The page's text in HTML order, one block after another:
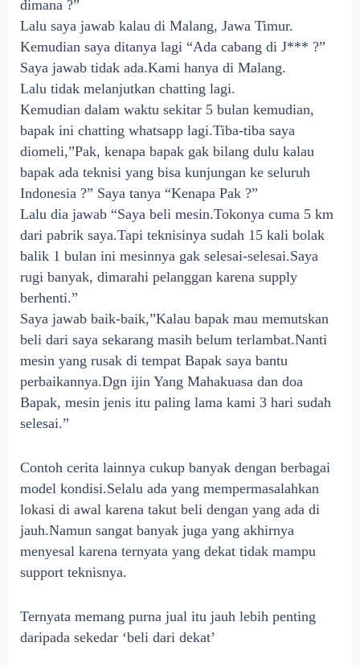
dimana ?”
Lalu saya jawab kalau di Malang, Jawa Timur.
Kemudian saya ditanya lagi “Ada cabang di J*** ?”
Saya jawab tidak ada.Kami hanya di Malang.
Lalu tidak melanjutkan chatting lagi.
Kemudian dalam waktu sekitar 5 bulan kemudian,
bapak ini chatting whatsapp lagi.Tiba-tiba saya
diomeli,”Pak, kenapa bapak gak bilang dulu kalau
bapak ada teknisi yang bisa kunjungan ke seluruh
Indonesia ?” Saya tanya “Kenapa Pak ?”
Lalu dia jawab “Saya beli mesin.Tokonya cuma 5 km
dari pabrik saya.Tapi teknisinya sudah 15 kali bolak
balik 1 bulan ini mesinnya gak selesai-selesai.Saya
rugi banyak, dimarahi pelanggan karena supply
berhenti.”
Saya jawab baik-baik,”Kalau bapak mau memutskan
beli dari saya sekarang masih belum terlambat.Nanti
mesin yang rusak di tempat Bapak saya bantu
perbaikannya.Dgn ijin Yang Mahakuasa dan doa
Bapak, mesin jenis itu paling lama kami 3 hari sudah
selesai.”
Contoh cerita lainnya cukup banyak dengan berbagai
model kondisi.Selalu ada yang mempermasalahkan
lokasi di awal karena takut beli dengan yang ada di
jauh.Namun sangat banyak juga yang akhirnya
menyesal karena ternyata yang dekat tidak mampu
support teknisnya.
Ternyata memang purna jual itu jauh lebih penting
daripada sekedar ‘beli dari dekat’